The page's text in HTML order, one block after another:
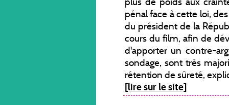
pénal face à cette loi,
du président de la
cours du film, afin de
d'apporter un contre-
sondage, sont très
rétention de sûreté,
[lire sur le site]